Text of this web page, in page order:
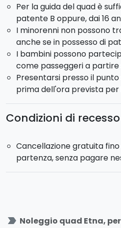
Per la guida del quad è
patente B oppure, dai 16
I minorenni non possono
anche se in possesso di
I bambini possono
come passeggeri a partire
Presentarsi presso il
prima dell'ora prevista per
Condizioni di recesso
Cancellazione gratuita
partenza, senza pagare
label_important Noleggio quad Etna,